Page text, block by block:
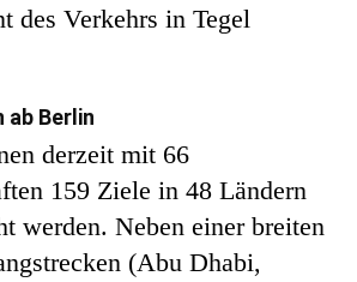
des Verkehrs in Tegel
ab Berlin
derzeit mit 66
159 Ziele in 48 Ländern
werden. Neben einer breiten
(Abu Dhabi,